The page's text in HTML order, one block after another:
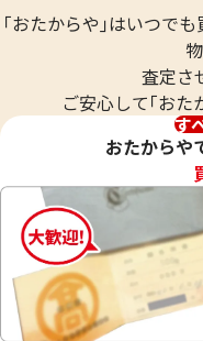
18金 (K18) メガネ
27.2g
｢おたからや｣はいつで
査定さ
ご安心して｢おた
す
おたからや